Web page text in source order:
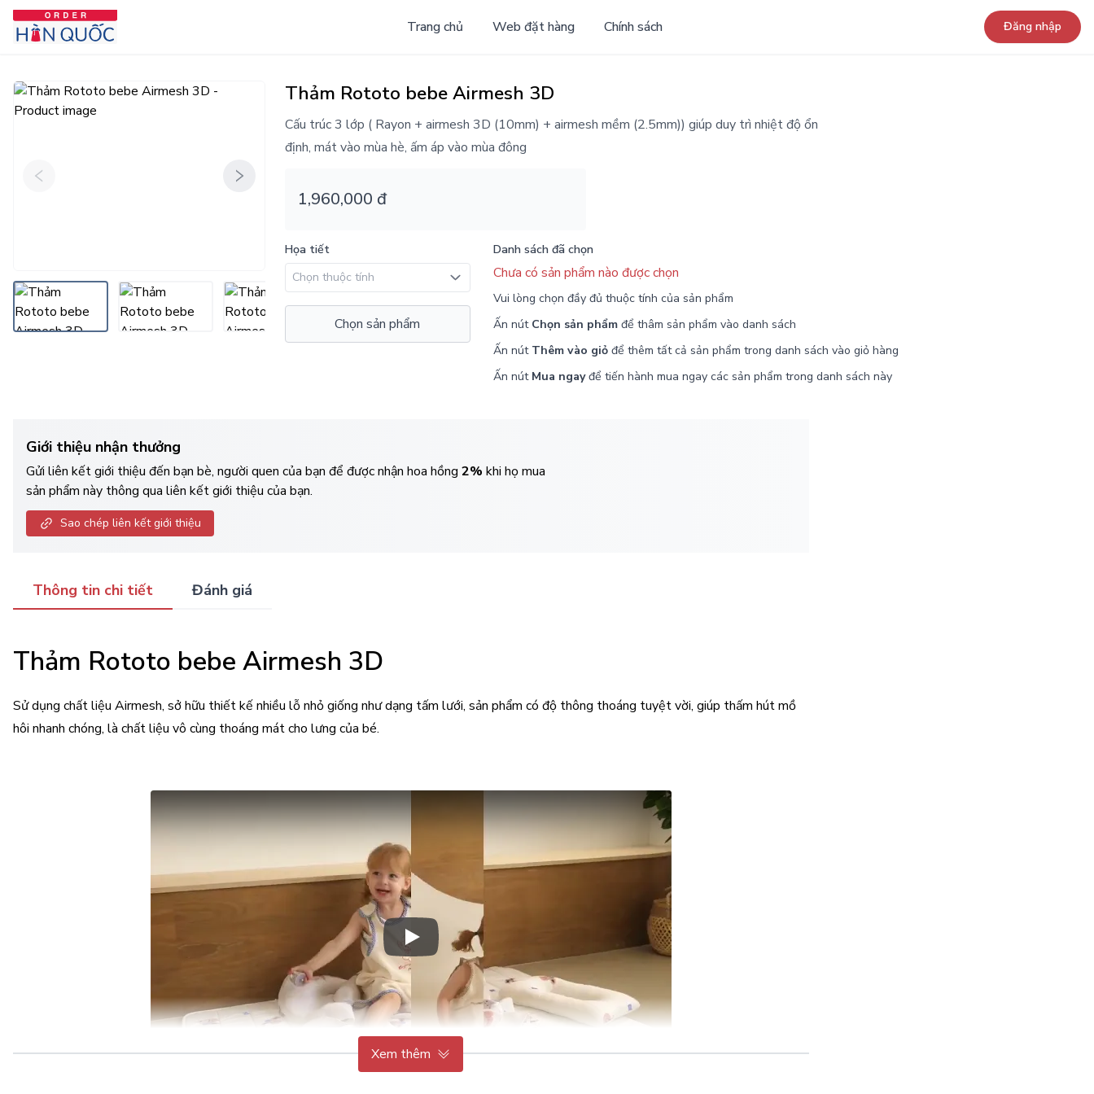
Trang chủ Web đặt hàng Chính sách Đăng nhập
Thảm Rototo bebe Airmesh 3D
Cấu trúc 3 lớp ( Rayon + airmesh 3D (10mm) + airmesh mềm (2.5mm)) giúp duy trì nhiệt độ ổn
định, mát vào mùa hè, ấm áp vào mùa đông
1,960,000 đ
Họa tiết
Chọn sản phẩm
Danh sách đã chọn
Chưa có sản phẩm nào được chọn
Vui lòng chọn đầy đủ thuộc tính của sản phẩm
Ấn nút Chọn sản phẩmđể thâm sản phẩm vào danh sách
Ấn nút Thêm vào giỏđể thêm tất cả sản phẩm trong danh sách vào giỏ hàng
Ấn nút Mua ngayđể tiến hành mua ngay các sản phẩm trong danh sách này
Giới thiệu nhận thưởng
Gửi liên kết giới thiệu đến bạn bè, người quen của bạn để được nhận hoa hồng 2% khi họ mua
sản phẩm này thông qua liên kết giới thiệu của bạn.
Sao chép liên kết giới thiệu
Thông tin chi tiết Đánh giá
Thảm Rototo bebe Airmesh 3D
Sử dụng chất liệu Airmesh, sở hữu thiết kế nhiều lỗ nhỏ giống như dạng tấm lưới, sản phẩm có độ thông thoáng tuyệt vời, giúp thấm hút mồ
hôi nhanh chóng, là chất liệu vô cùng thoáng mát cho lưng của bé.
Play Video: Keynote (Google I/O '18)
Xem thêm